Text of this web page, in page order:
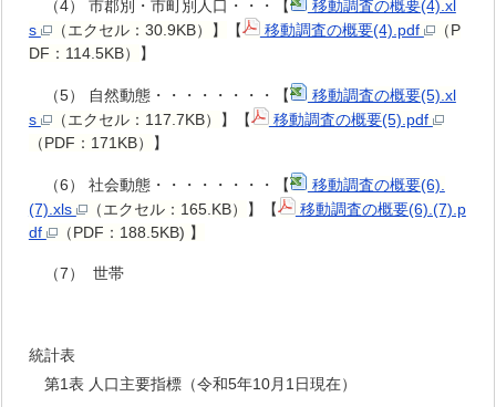
（4） 市郡別・市町別人口・・・【
移動調査の概要(4).xl
s
（エクセル：30.9KB） 】 【 移動調査の概要(4).pdf
（P
DF：114.5KB）
】
（5） 自然動態・・・・・・・・【
移動調査の概要(5).xl
s
（エクセル：117.7KB） 】【
移動調査の概要(5).pdf
（PDF：171KB）
】
（6） 社会動態・・・・・・・・【
移動調査の概要(6).
(7).xls
（エクセル：165.KB） 】【
移動調査の概要(6).(7).p
df
（PDF：188.5KB) 】
（7） 世帯
統計表
第1表 人口主要指標（令和5年10月1日現在）